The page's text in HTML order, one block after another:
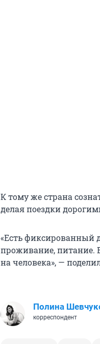
К тому же страна
делая поездки
«Есть фиксированный
проживание, питание.
на человека», —
Полина
корреспондент